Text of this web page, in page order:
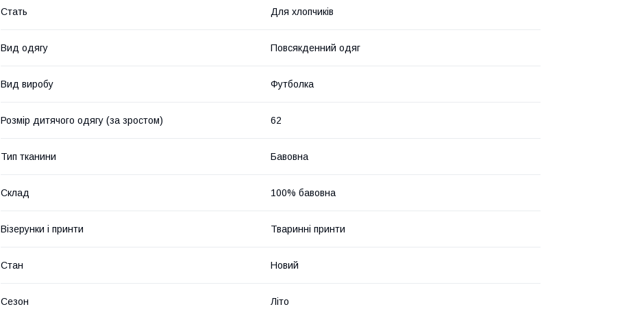
Стать Для хлопчиків
Вид одягу Повсякденний одяг
Вид виробу Футболка
Розмір дитячого одягу (за зростом) 62
Тип тканини Бавовна
Склад 100% бавовна
Візерунки і принти Тваринні принти
Стан Новий
Сезон Літо